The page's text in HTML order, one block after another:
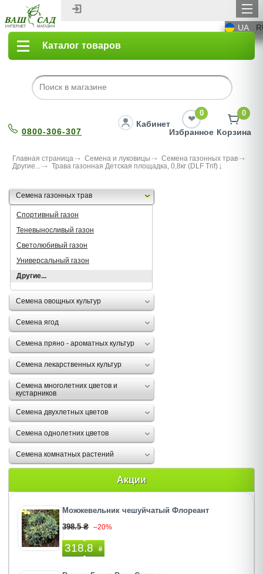
UA
Каталог товаров
0800-306-307
Кабинет
0
Избранное
0
Корзина
Главная страница Семена и луковицы
Семена газонных трав
Другие...
Трава газонная Детская площадка, 0,8кг (DLF Trif)
Семена газонных трав
Спортивный газон
Теневыносливый газон
Светолюбивый газон
Универсальный газон
Другие...
Семена овощных культур
Семена ягод
Семена пряно - ароматных культур
Семена лекарственных культур
Семена многолетних цветов и
кустарников
Семена двухлетных цветов
Семена однолетних цветов
Семена комнатных растений
Акции
Можжевельник чешуйчатый Флореант
398.5 ₴ –20%
318.8 ₴